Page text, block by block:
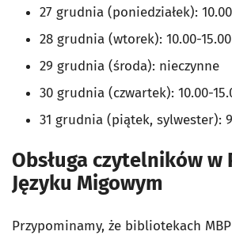
27 grudnia (poniedziałek):
28 grudnia (wtorek): 10.00-15.00
29 grudnia (środa): nieczynne
30 grudnia (czwartek): 10.00-
31 grudnia (piątek, sylwester):
Obsługa czytelników w
Języku Migowym
Przypominamy, że bibliotekach